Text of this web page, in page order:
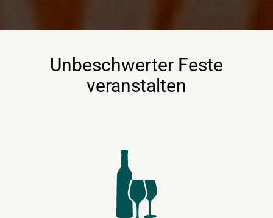
Unbeschwerter Feste
veranstalten